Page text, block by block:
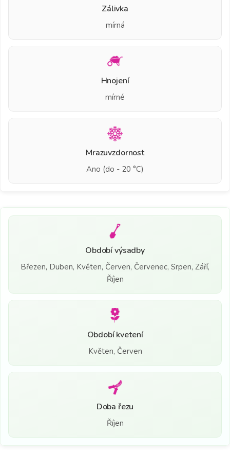
Zálivka
mírná
Hnojení
mírné
Mrazuvzdornost
Ano (do - 20 °C)
Období výsadby
Březen, Duben, Květen, Červen, Červenec, Srpen, Září,
Říjen
Období kvetení
Květen, Červen
Doba řezu
Říjen